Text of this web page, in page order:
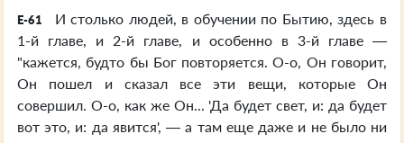
E-61
И столько людей, в обучении по Бытию, здесь в
1-й главе, и 2-й главе, и особенно в 3-й главе —
"кажется, будто бы Бог повторяется. О-о, Он говорит,
Он пошел и сказал все эти вещи, которые Он
совершил. О-о, как же Он... 'Да будет свет, и: да будет
вот это, и: да явится', — а там еще даже и не было ни